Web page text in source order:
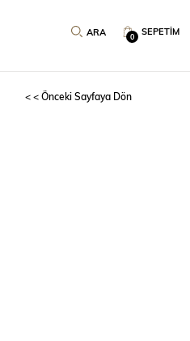
SEPETIM
0
< < Önceki Sayfaya Dön